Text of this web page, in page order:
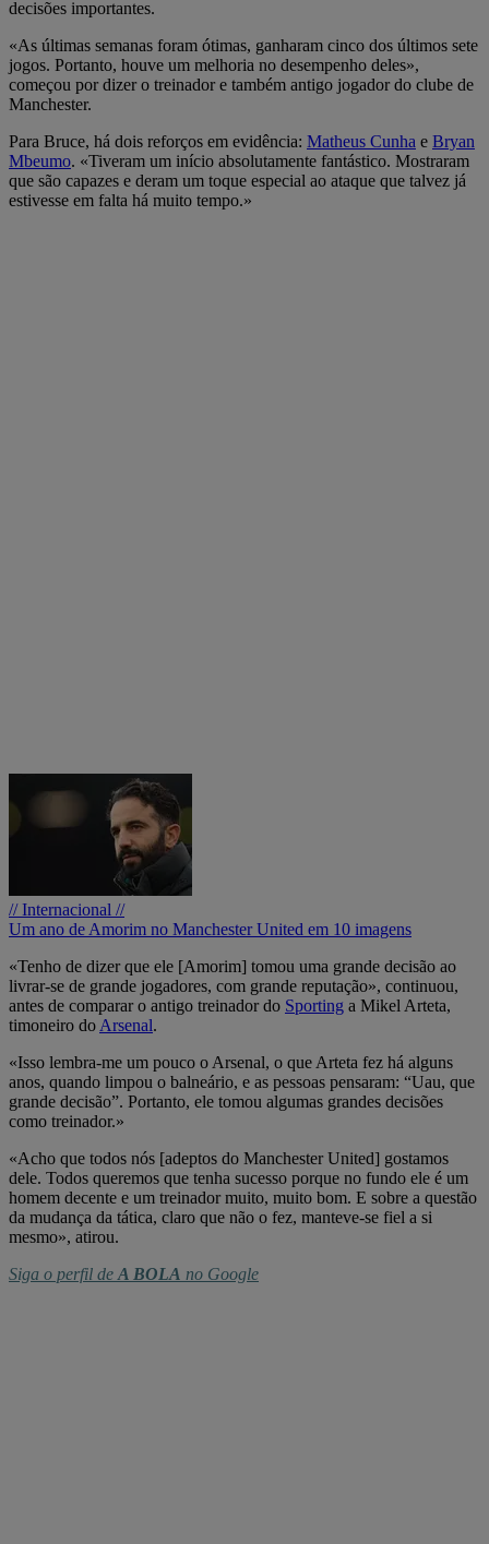
decisões importantes.
«As últimas semanas foram ótimas, ganharam cinco dos últimos sete
jogos. Portanto, houve um melhoria no desempenho deles»,
começou por dizer o treinador e também antigo jogador do clube de
Manchester.
Para Bruce, há dois reforços em evidência: Matheus Cunha e Bryan
Mbeumo. «Tiveram um início absolutamente fantástico. Mostraram
que são capazes e deram um toque especial ao ataque que talvez já
estivesse em falta há muito tempo.»
// Internacional //
Um ano de Amorim no Manchester United em 10 imagens
«Tenho de dizer que ele [Amorim] tomou uma grande decisão ao
livrar-se de grande jogadores, com grande reputação», continuou,
antes de comparar o antigo treinador do Sporting a Mikel Arteta,
timoneiro do Arsenal.
«Isso lembra-me um pouco o Arsenal, o que Arteta fez há alguns
anos, quando limpou o balneário, e as pessoas pensaram: “Uau, que
grande decisão”. Portanto, ele tomou algumas grandes decisões
como treinador.»
«Acho que todos nós [adeptos do Manchester United] gostamos
dele. Todos queremos que tenha sucesso porque no fundo ele é um
homem decente e um treinador muito, muito bom. E sobre a questão
da mudança da tática, claro que não o fez, manteve-se fiel a si
mesmo», atirou.
Siga o perfil de A BOLA no Google